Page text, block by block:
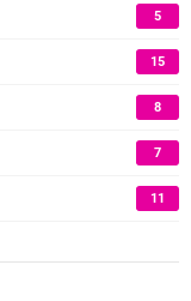
5
15
8
7
11